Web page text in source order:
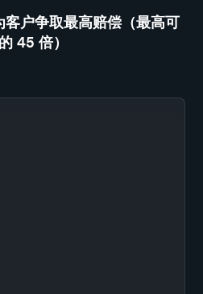
户争取最高赔偿（最高可
45 倍）